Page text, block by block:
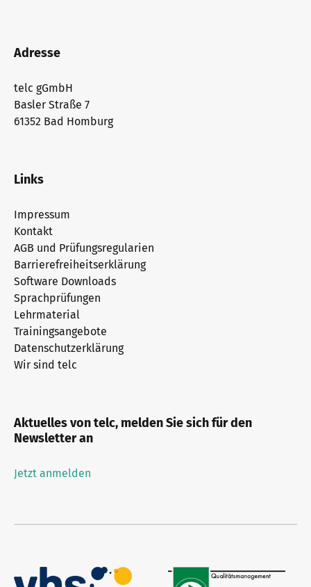
Adresse
telc gGmbH
Basler Straße 7
61352 Bad Homburg
Links
Impressum
Kontakt
AGB und Prüfungsregularien
Barrierefreiheitserklärung
Software Downloads
Sprachprüfungen
Lehrmaterial
Trainingsangebote
Datenschutzerklärung
Wir sind telc
Aktuelles von telc, melden Sie sich für den
Newsletter an
Jetzt anmelden